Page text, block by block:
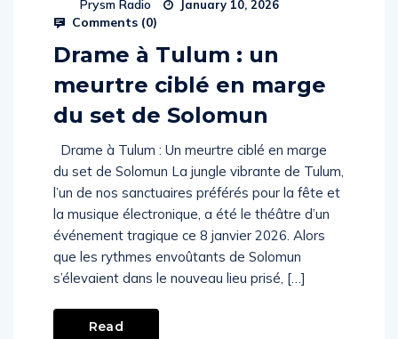
Prysm Radio January 10, 2026
Comments (0)
Drame à Tulum : un
meurtre ciblé en marge
du set de Solomun
Drame à Tulum : Un meurtre ciblé en marge
du set de Solomun La jungle vibrante de Tulum,
l’un de nos sanctuaires préférés pour la fête et
la musique électronique, a été le théâtre d’un
événement tragique ce 8 janvier 2026. Alors
que les rythmes envoûtants de Solomun
s’élevaient dans le nouveau lieu prisé, […]
Read